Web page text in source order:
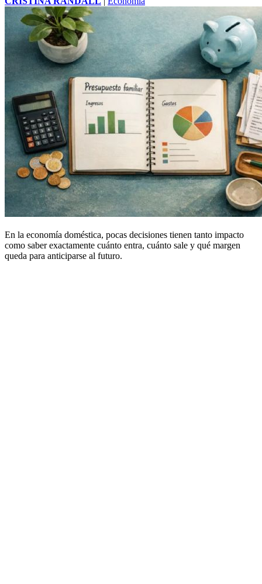
En la economía doméstica, pocas decisiones tienen tanto impacto
como saber exactamente cuánto entra, cuánto sale y qué margen
queda para anticiparse al futuro.